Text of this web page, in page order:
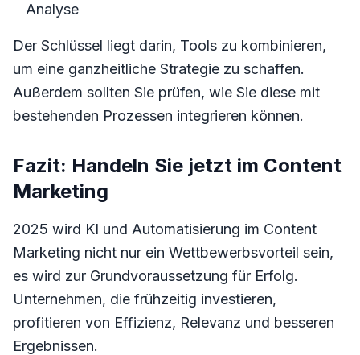
Analyse
Der Schlüssel liegt darin, Tools zu kombinieren,
um eine ganzheitliche Strategie zu schaffen.
Außerdem sollten Sie prüfen, wie Sie diese mit
bestehenden Prozessen integrieren können.
Fazit: Handeln Sie jetzt im Content
Marketing
2025 wird KI und Automatisierung im Content
Marketing nicht nur ein Wettbewerbsvorteil sein,
es wird zur Grundvoraussetzung für Erfolg.
Unternehmen, die frühzeitig investieren,
profitieren von Effizienz, Relevanz und besseren
Ergebnissen.